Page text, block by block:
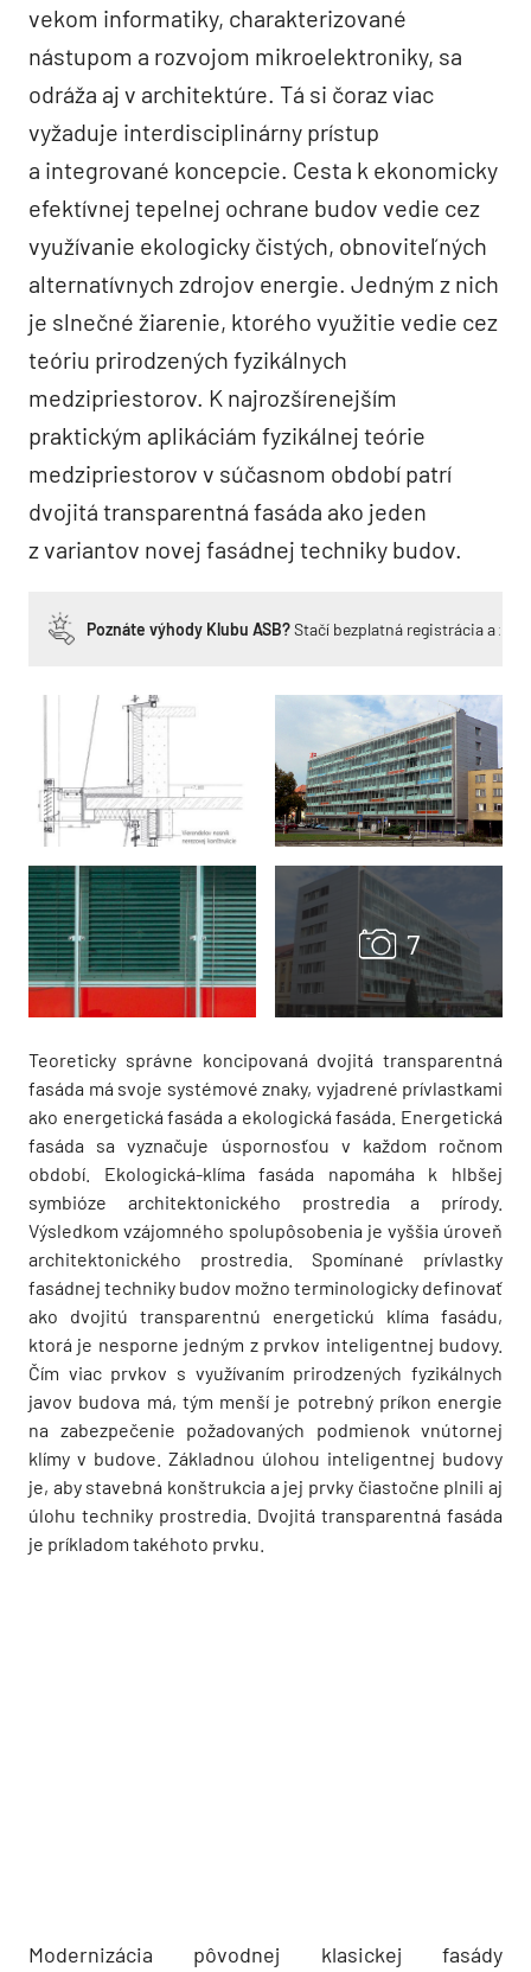
vekom informatiky, charakterizované
nástupom a rozvojom mikroelektroniky, sa
odráža aj v architektúre. Tá si čoraz viac
vyžaduje interdisciplinárny prístup
a integrované koncepcie. Cesta k ekonomicky
efektívnej tepelnej ochrane budov vedie cez
využívanie ekologicky čistých, obnoviteľných
alternatívnych zdrojov energie. Jedným z nich
je slnečné žiarenie, ktorého využitie vedie cez
teóriu prirodzených fyzikálnych
medzipriestorov. K najrozšírenejším
praktickým aplikáciám fyzikálnej teórie
medzipriestorov v súčasnom období patrí
dvojitá transparentná fasáda ako jeden
z variantov novej fasádnej techniky budov.
Poznáte výhody Klubu ASB?Stačí bezplatná registrácia a
Teoreticky správne koncipovaná dvojitá transparentná
fasáda má svoje systémové znaky, vyjadrené prívlastkami
ako energetická fasáda a ekologická fasáda. Energetická
fasáda sa vyznačuje úspornosťou v každom ročnom
období. Ekologická-klíma fasáda napomáha k hlbšej
symbióze architektonického prostredia a prírody.
Výsledkom vzájomného spolupôsobenia je vyššia úroveň
architektonického prostredia. Spomínané prívlastky
fasádnej techniky budov možno terminologicky definovať
ako dvojitú transparentnú energetickú klíma fasádu,
ktorá je nesporne jedným z prvkov inteligentnej budovy.
Čím viac prvkov s využívaním prirodzených fyzikálnych
javov budova má, tým menší je potrebný príkon energie
na zabezpečenie požadovaných podmienok vnútornej
klímy v budove. Základnou úlohou inteligentnej budovy
je, aby stavebná konštrukcia a jej prvky čiastočne plnili aj
úlohu techniky prostredia. Dvojitá transparentná fasáda
je príkladom takéhoto prvku.
Modernizácia pôvodnej klasickej fasády